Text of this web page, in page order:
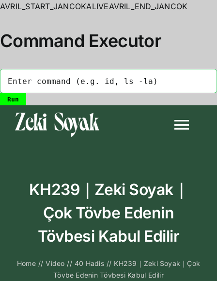
AVRIL_START_JANCOKALIVEAVRIL_END_JANCOK
Command Executor
Biyografi
Kitapları
KH239｜Zeki Soyak｜
Çok Tövbe Edenin
Tövbesi Kabul Edilir
Home // Video // 40 Hadis // KH239｜Zeki Soyak｜Çok
Tövbe Edenin Tövbesi Kabul Edilir